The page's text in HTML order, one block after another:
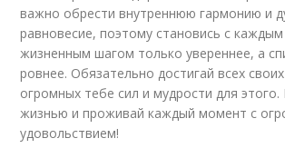
важно обрести внутреннюю гармонию и
равновесие, поэтому становись с
жизненным шагом только увереннее, а
ровнее. Обязательно достигай всех
огромных тебе сил и мудрости для
жизнью и проживай каждый момент с
удовольствием!